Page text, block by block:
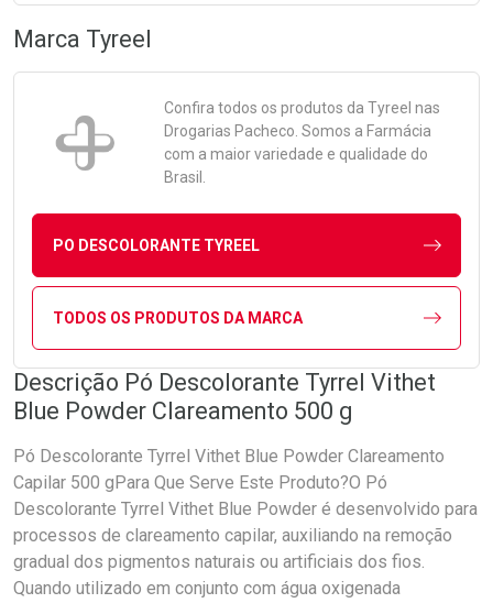
Marca Tyreel
Confira todos os produtos da Tyreel nas
Drogarias Pacheco. Somos a Farmácia
com a maior variedade e qualidade do
Brasil.
PO DESCOLORANTE TYREEL
TODOS OS PRODUTOS DA MARCA
Descrição Pó Descolorante Tyrrel Vithet
Blue Powder Clareamento 500 g
Pó Descolorante Tyrrel Vithet Blue Powder Clareamento
Capilar 500 gPara Que Serve Este Produto?O Pó
Descolorante Tyrrel Vithet Blue Powder é desenvolvido para
processos de clareamento capilar, auxiliando na remoção
gradual dos pigmentos naturais ou artificiais dos fios.
Quando utilizado em conjunto com água oxigenada